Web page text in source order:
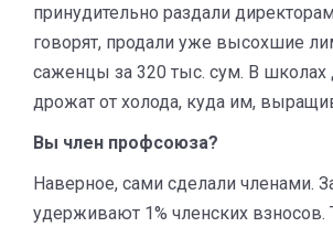
принудительно раздали
говорят, продали уже высохшие
саженцы за 320 тыс. сум. В школах
дрожат от холода, куда им,
Вы член профсоюза?
Наверное, сами сделали членами.
удерживают 1% членских взносов.